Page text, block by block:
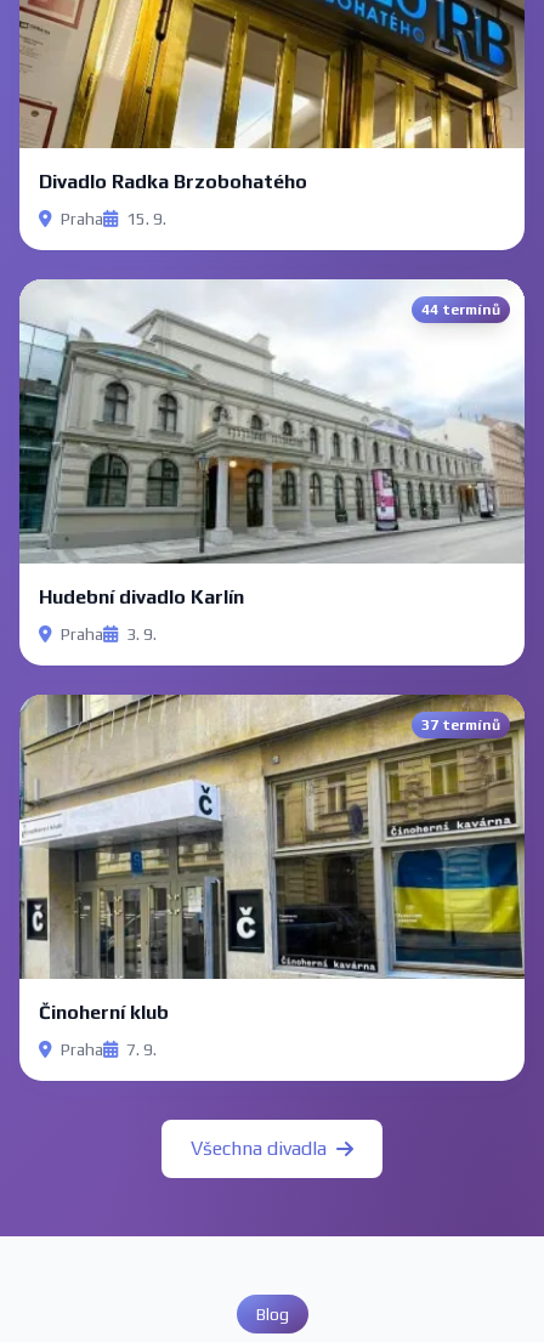
Divadlo Radka Brzobohatého
Praha 15. 9.
44 termínů
Hudební divadlo Karlín
Praha 3. 9.
37 termínů
Činoherní klub
Praha 7. 9.
Všechna divadla
Blog